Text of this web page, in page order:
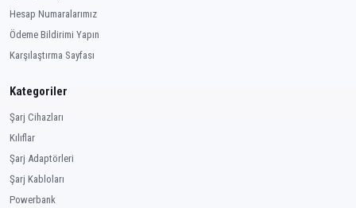
Hesap Numaralarımız
Ödeme Bildirimi Yapın
Karşılaştırma Sayfası
Kategoriler
Şarj Cihazları
Kılıflar
Şarj Adaptörleri
Şarj Kabloları
Powerbank